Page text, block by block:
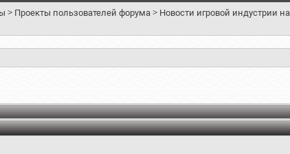
> Проекты пользователей форума> Новости игровой индустрии